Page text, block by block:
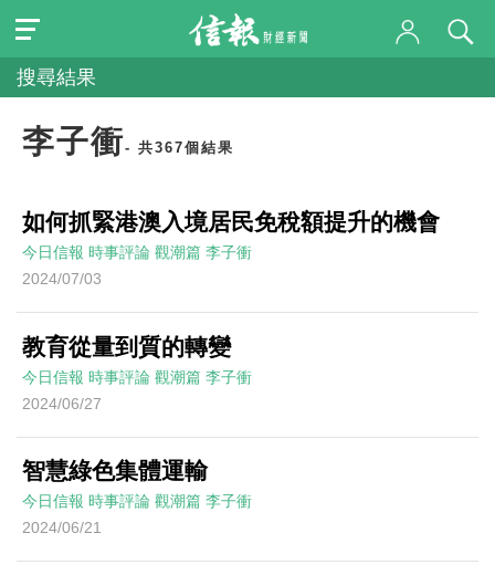
搜尋結果
李子衝- 共367個結果
如何抓緊港澳入境居民免稅額提升的機會
今日信報 時事評論 觀潮篇 李子衝
2024/07/03
教育從量到質的轉變
今日信報 時事評論 觀潮篇 李子衝
2024/06/27
智慧綠色集體運輸
今日信報 時事評論 觀潮篇 李子衝
2024/06/21